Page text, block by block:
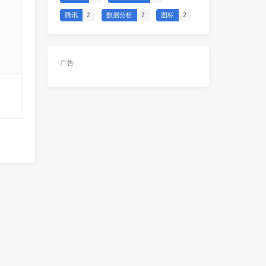
腾讯 2 数据分析 2 图标 2
广告